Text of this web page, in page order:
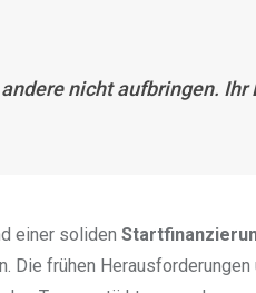
nicht aufbringen.
einer soliden
Die frühen